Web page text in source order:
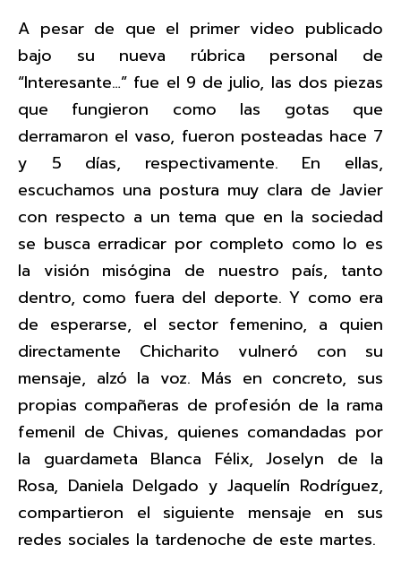
A pesar de que el primer video publicado
bajo su nueva rúbrica personal de
“Interesante…” fue el 9 de julio, las dos piezas
que fungieron como las gotas que
derramaron el vaso, fueron posteadas hace 7
y 5 días, respectivamente. En ellas,
escuchamos una postura muy clara de Javier
con respecto a un tema que en la sociedad
se busca erradicar por completo como lo es
la visión misógina de nuestro país, tanto
dentro, como fuera del deporte. Y como era
de esperarse, el sector femenino, a quien
directamente Chicharito vulneró con su
mensaje, alzó la voz. Más en concreto, sus
propias compañeras de profesión de la rama
femenil de Chivas, quienes comandadas por
la guardameta Blanca Félix, Joselyn de la
Rosa, Daniela Delgado y Jaquelín Rodríguez,
compartieron el siguiente mensaje en sus
redes sociales la tardenoche de este martes.